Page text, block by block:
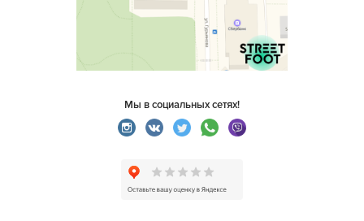
Мы в социальных сетях!